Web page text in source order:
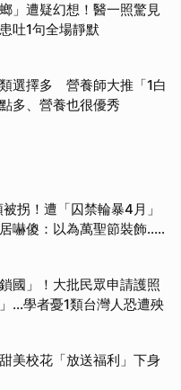
」遭疑幻想！醫一照驚見
吐1句全場靜默
選擇多 營養師大推「1白
多、營養也很優秀
拐！遭「囚禁輪暴4月」
嚇傻：以為萬聖節裝飾...
國」！大批民眾申請護照
...學者憂1類台灣人恐遭殃
美校花「放送福利」下身